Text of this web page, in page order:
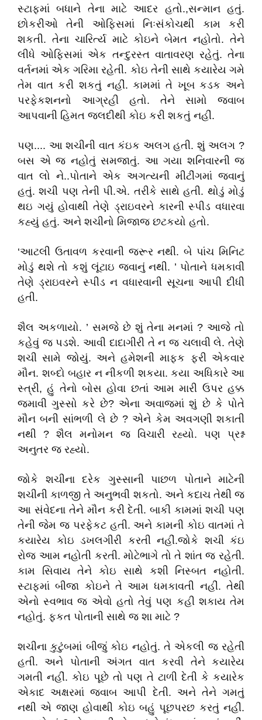
સ્ટાફમાં બધાને તેના માટે આદર હતો.,સન્માન હતું.
છોકરીઓ તેની ઓફિસમાં નિઃસંકોચથી કામ કરી
શકતી. તેના ચારિર્ત્ય માટે કોઇને બેમત નહોતો. તેને
લીધે ઓફિસમાં એક તન્દુરસ્ત વાતાવરણ રહેતું. તેના
વર્તનમાં એક ગરિમા રહેતી. કોઇ તેની સાથે કયારેય ગમે
તેમ વાત કરી શકતું નહીં. કામમાં તે ખૂબ કડક અને
પરફેકશનનો આગ્રહી હતો. તેને સામો જવાબ
આપવાની હિમત જલદીથી કોઇ કરી શકતું નહીં.
પણ.... આ શચીની વાત કંઇક અલગ હતી. શું અલગ ?
બસ એ જ નહોતું સમજાતું. આ ગયા શનિવારની જ
વાત લો ને..પોતાને એક અગત્યની મીટીંગમાં જવાનું
હતું. શચી પણ તેની પી.એ. તરીકે સાથે હતી. થોડું મોડું
થઇ ગયું હોવાથી તેણે ડ્રાઇવરને કારની સ્પીડ વધારવા
કહ્યું હતું. અને શચીનો મિજાજ છટકયો હતો.
‘આટલી ઉતાવળ કરવાની જરૂર નથી. બે પાંચ મિનિટ
મોડું થશે તો કશું લૂંટાઇ જવાનું નથી. ’ પોતાને ધમકાવી
તેણે ડ્રાઇવરને સ્પીડ ન વધારવાની સૂચના આપી દીધી
હતી.
શૈલ અકળાયો. ’ સમજે છે શું તેના મનમાં ? આજે તો
કહેવું જ પડશે. આવી દાદાગીરી તે ન જ ચલાવી લે. તેણે
શચી સામે જોયું. અને હમેશની માફક ફરી એકવાર
મૌન. શબ્દો બહાર ન નીકળી શકયા. કયા અધિકારે આ
સ્ત્રી, હું તેનો બોસ હોવા છતાં આમ મારી ઉપર હક્ક
જમાવી ગુસ્સો કરે છે? એના અવાજમાં શું છે કે પોતે
મૌન બની સાંભળી લે છે ? એને કેમ અવગણી શકાતી
નથી ? શૈલ મનોમન જ વિચારી રહ્યો. પણ પ્રશ્ન
અનુતર જ રહ્યો.
જોકે શચીના દરેક ગુસ્સાની પાછળ પોતાને માટેની
શચીની કાળજી તે અનુભવી શકતો. અને કદાચ તેથી જ
આ સંવેદના તેને મૌન કરી દેતી. બાકી કામમાં શચી પણ
તેની જેમ જ પરફેકટ હતી. અને કામની કોઇ વાતમાં તે
કયારેય કોઇ ડખલગીરી કરતી નહીં.જોકે શચી કંઇ
રોજ આમ નહોતી કરતી. મોટેભાગે તો તે શાંત જ રહેતી.
કામ સિવાય તેને કોઇ સાથે કશી નિસ્બત નહોતી.
સ્ટાફમાં બીજા કોઇને તે આમ ધમકાવતી નહીં. તેથી
એનો સ્વભાવ જ એવો હતો તેવું પણ કહી શકાય તેમ
નહોતું. ફકત પોતાની સાથે જ શા માટે ?
શચીના કુટુંબમાં બીજું કોઇ નહોતું. તે એકલી જ રહેતી
હતી. અને પોતાની અંગત વાત કરવી તેને કયારેય
ગમતી નહીં. કોઇ પૂછે તો પણ તે ટાળી દેતી કે કયારેક
એકાદ અક્ષરમાં જવાબ આપી દેતી. અને તેને ગમતું
નથી એ જાણ હોવાથી કોઇ બહું પૂછપરછ કરતું નહીં.